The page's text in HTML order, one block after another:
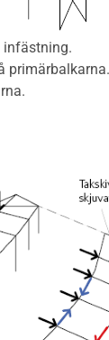
infästning.
primärbalkarna.